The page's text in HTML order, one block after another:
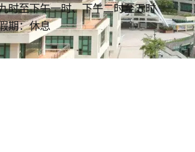
时至下午一时、下午二时至五时
期：休息